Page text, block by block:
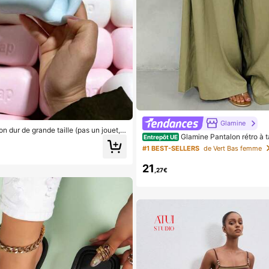
dur de grande taille (pas un jouet, p
les enfants), convient comme cadea
la petite amie
Glamine
Entrepôt UE Glamine Pantalon rétro à
mbes larges, pantalon long casual
design drapé amincissant
#1 BEST-SELLERS de Vert Bas femme
21 ,27€